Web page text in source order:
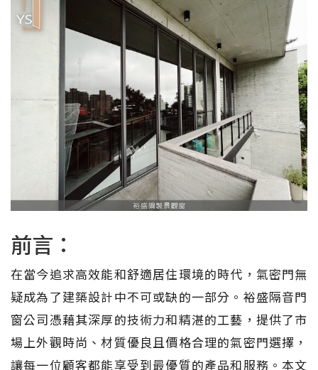
前言：
在當今追求高效能和舒適居住環境的時代，氣密門無
疑成為了建築設計中不可或缺的一部分。裕盛隔音門
窗公司憑藉其深厚的技術力和精湛的工藝，提供了市
場上外觀時尚、材質優良且價格合理的氣密門選擇，
讓每一位顧客都能享受到最優質的產品和服務。本文